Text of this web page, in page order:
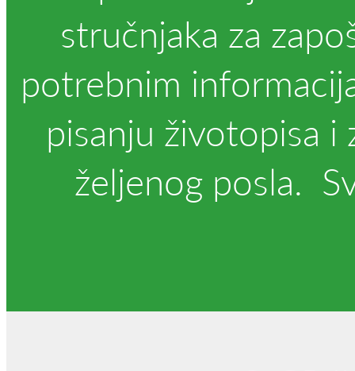
stručnjaka za
potrebnim
pisanju životopisa
željenog posla.